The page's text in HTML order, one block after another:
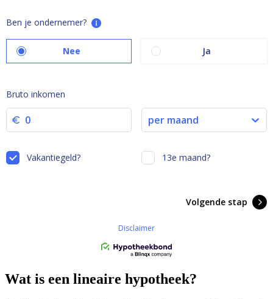
Wat is een lineaire hypotheek?